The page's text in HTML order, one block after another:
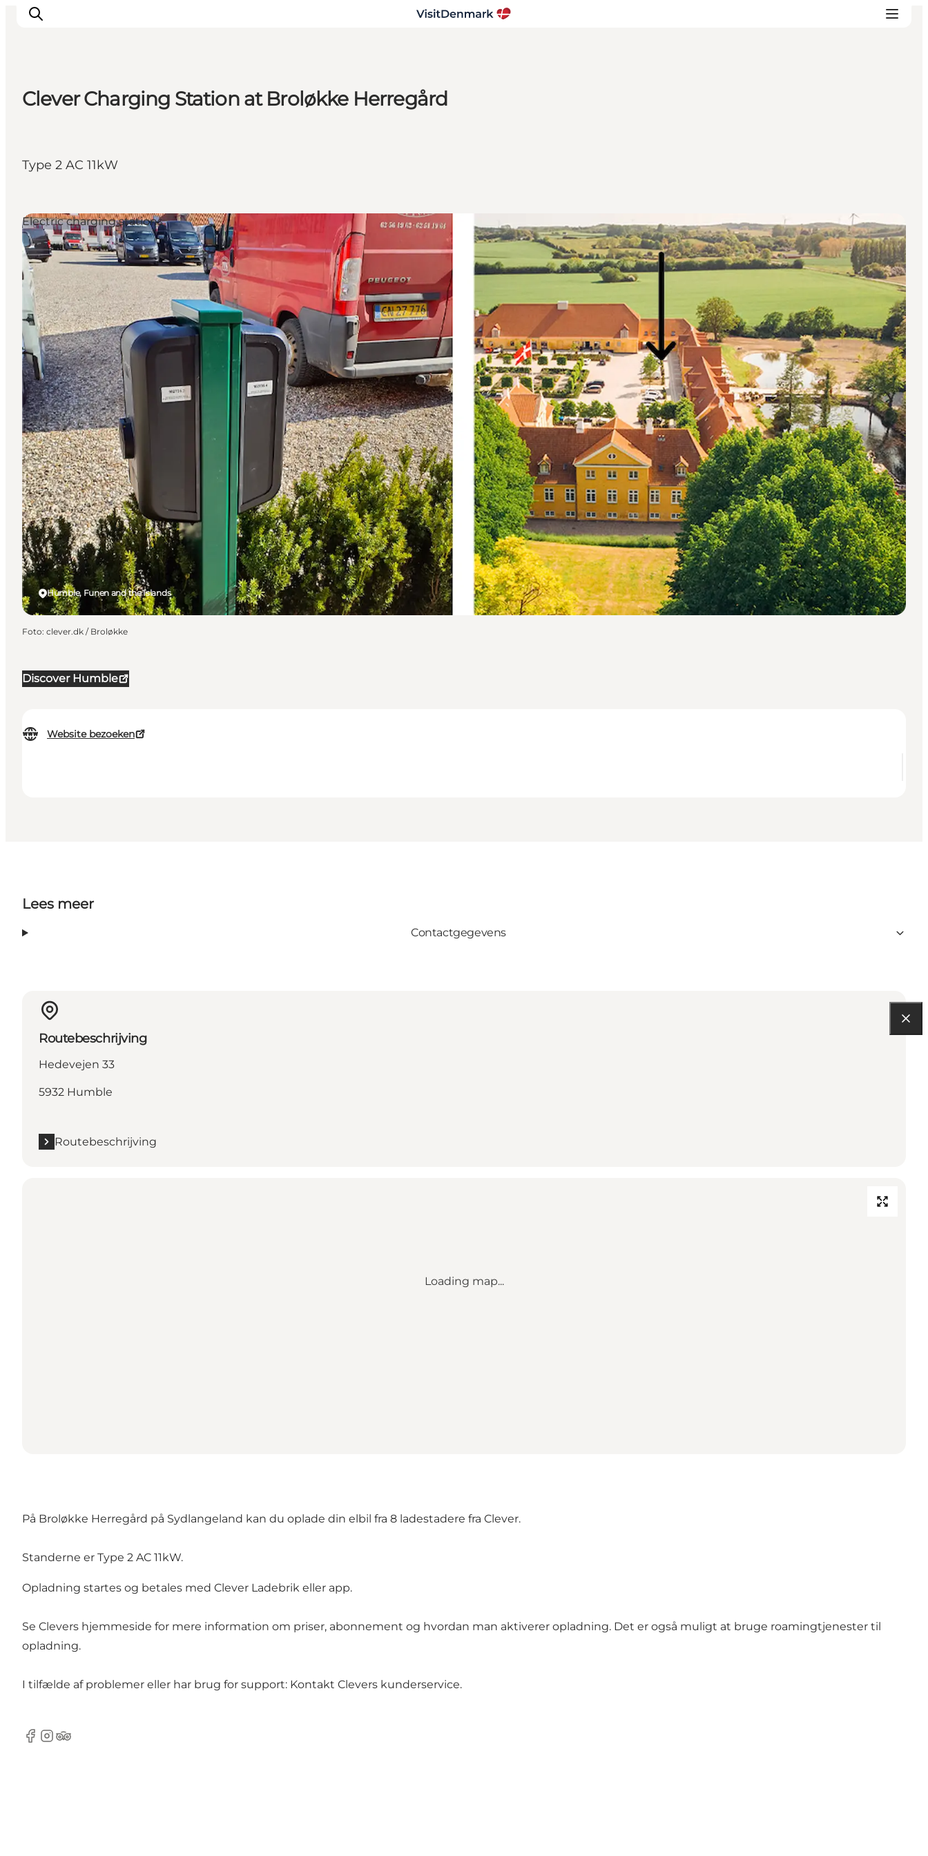
Wat te doen
Accommodaties
Clever Charging Station at Broløkke Herregård
Type 2 AC 11kW
Discover Humble
Website bezoeken
Humble, Funen and the Islands
Electric charging stations
Foto: clever.dk / Broløkke
Lees meer
Contactgegevens
Routebeschrijving
Hedevejen 33
5932 Humble
Routebeschrijving
Loading map...
På Broløkke Herregård på Sydlangeland kan du oplade din elbil fra 8 ladestadere fra Clever.
Standerne er Type 2 AC 11kW.
Opladning startes og betales med Clever Ladebrik eller app.
Se Clevers hjemmeside for mere information om priser, abonnement og hvordan man aktiverer opladning. Det er også muligt at bruge roamingtjenester til
opladning.
I tilfælde af problemer eller har brug for support: Kontakt Clevers kunderservice.
Facebook
Instagram
Tripadvisor